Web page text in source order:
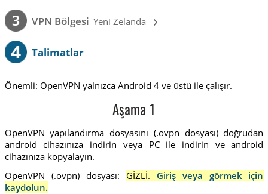
3 VPN Bölgesi Yeni Zelanda ›
4 Talimatlar
Önemli: OpenVPN yalnızca Android 4 ve üstü ile çalışır.
Aşama 1
OpenVPN yapılandırma dosyasını (.ovpn dosyası) doğrudan
android cihazınıza indirin veya PC ile indirin ve android
cihazınıza kopyalayın.
OpenVPN (.ovpn) dosyası:
GİZLİ. Giriş veya görmek için
kaydolun.